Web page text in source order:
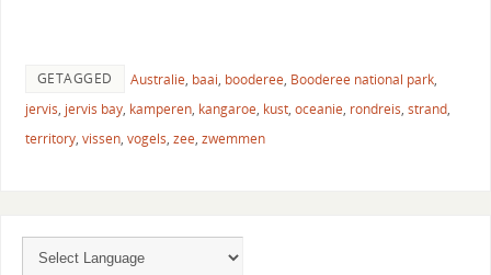
GETAGGED Australie, baai, booderee, Booderee national park,
jervis, jervis bay, kamperen, kangaroe, kust, oceanie, rondreis, strand,
territory, vissen, vogels, zee, zwemmen